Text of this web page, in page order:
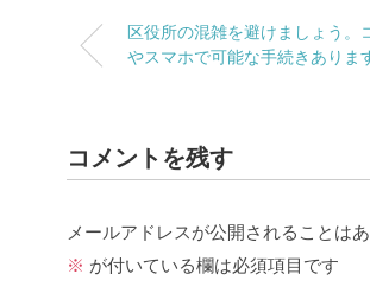
区役所の混雑を避けましょう。
やスマホで可能な手続きありま
コメントを残す
メールアドレスが公開されることはあ
※ が付いている欄は必須項目です